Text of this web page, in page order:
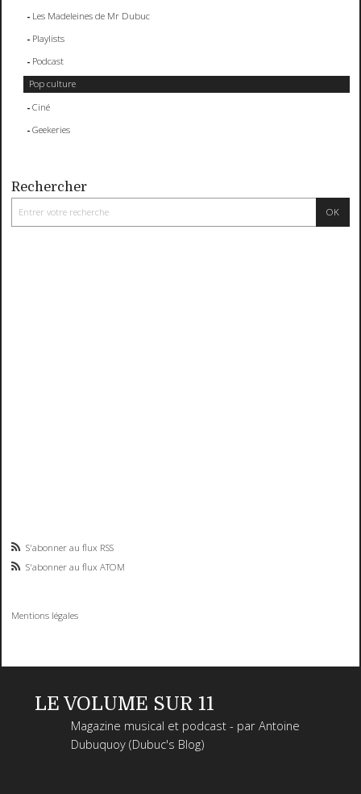
Les Madeleines de Mr Dubuc
Playlists
Podcast
Pop culture
Ciné
Geekeries
Rechercher
S'abonner au flux RSS
S'abonner au flux ATOM
Mentions légales
LE VOLUME SUR 11
Magazine musical et podcast - par Antoine
Dubuquoy (Dubuc's Blog)